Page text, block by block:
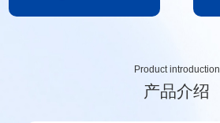
Product introduction
产品介绍